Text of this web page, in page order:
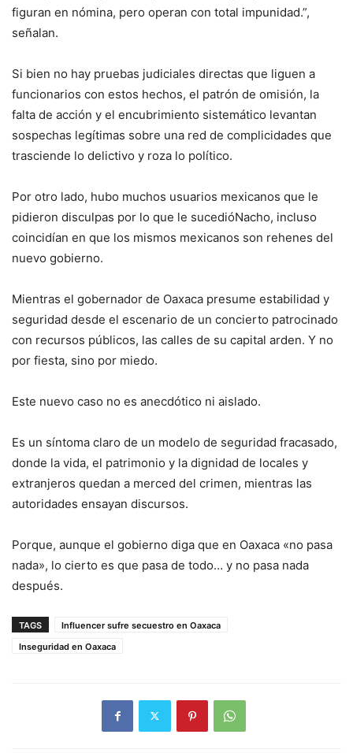
figuran en nómina, pero operan con total impunidad.”,
señalan.
Si bien no hay pruebas judiciales directas que liguen a
funcionarios con estos hechos, el patrón de omisión, la
falta de acción y el encubrimiento sistemático levantan
sospechas legítimas sobre una red de complicidades que
trasciende lo delictivo y roza lo político.
Por otro lado, hubo muchos usuarios mexicanos que le
pidieron disculpas por lo que le sucedióNacho, incluso
coincidían en que los mismos mexicanos son rehenes del
nuevo gobierno.
Mientras el gobernador de Oaxaca presume estabilidad y
seguridad desde el escenario de un concierto patrocinado
con recursos públicos, las calles de su capital arden. Y no
por fiesta, sino por miedo.
Este nuevo caso no es anecdótico ni aislado.
Es un síntoma claro de un modelo de seguridad fracasado,
donde la vida, el patrimonio y la dignidad de locales y
extranjeros quedan a merced del crimen, mientras las
autoridades ensayan discursos.
Porque, aunque el gobierno diga que en Oaxaca «no pasa
nada», lo cierto es que pasa de todo… y no pasa nada
después.
TAGS
Influencer sufre secuestro en Oaxaca
Inseguridad en Oaxaca